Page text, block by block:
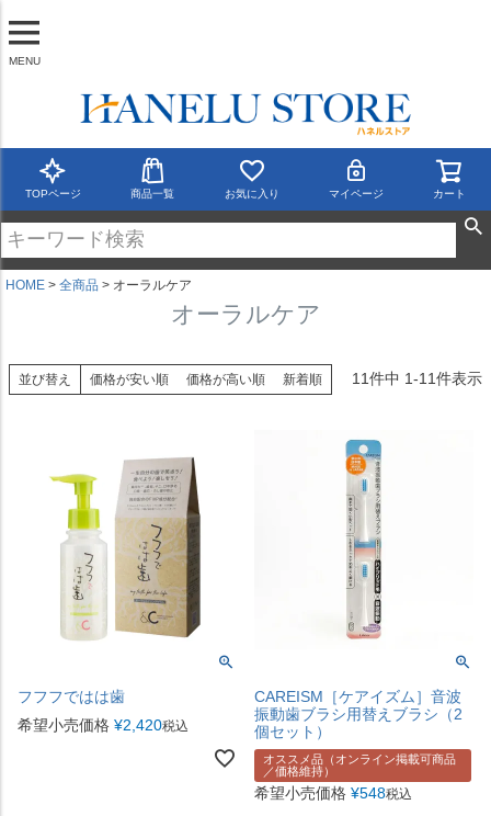
MENU
TOPページ 商品一覧 お気に入り マイページ カート
HOME 全商品 オーラルケア
オーラルケア
並び替え 価格が安い順 価格が高い順 新着順 11件中 1-11件表示
フフフではは歯
希望小売価格 ¥2,420税込
CAREISM［ケアイズム］音波
振動歯ブラシ用替えブラシ（2
個セット）
オススメ品（オンライン掲載可商品
／価格維持）
希望小売価格 ¥548税込